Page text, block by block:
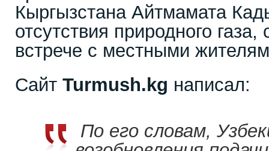
Кыргызстана Айтмамата
отсутствия природного
встрече с местными
Сайт Turmush. kg написал:
По его словам,